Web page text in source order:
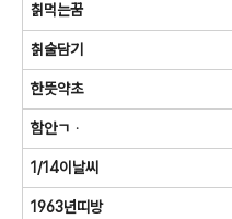
칡먹는꿈
칡술담기
한뜻약초
함안ㄱᆞ
1/14이날씨
1963년띠방